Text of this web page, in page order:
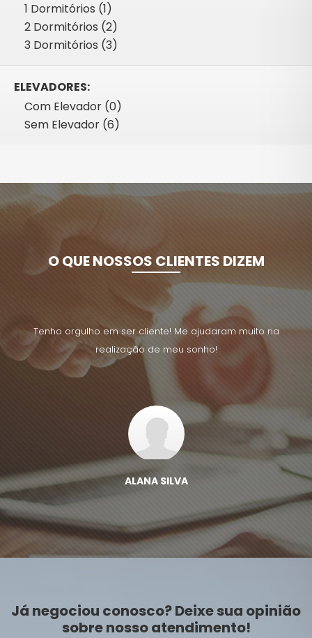
1 Dormitórios (1)
2 Dormitórios (2)
3 Dormitórios (3)
ELEVADORES:
Com Elevador (0)
Sem Elevador (6)
O QUE NOSSOS CLIENTES DIZEM
na Tenho orgulho em ser cliente! Me ajudaram muito na
realização de meu sonho!
ALANA SILVA
Já negociou conosco? Deixe sua opinião
sobre nosso atendimento!